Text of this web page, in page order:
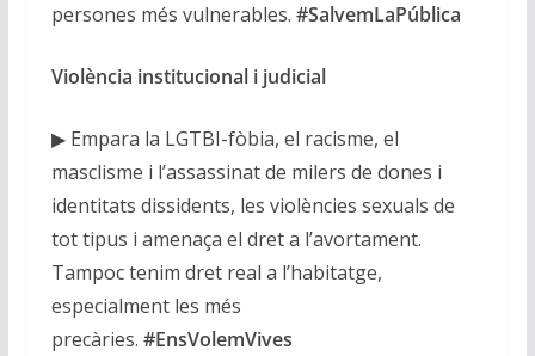
persones més vulnerables. #SalvemLaPública
Violència institucional i judicial
▶ Empara la LGTBI-fòbia, el racisme, el
masclisme i l’assassinat de milers de dones i
identitats dissidents, les violències sexuals de
tot tipus i amenaça el dret a l’avortament.
Tampoc tenim dret real a l’habitatge,
especialment les més
precàries. #EnsVolemVives